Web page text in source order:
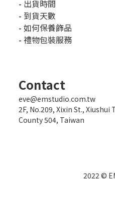
- 出貨時間
- 到貨天數
- 如何保養飾品
- 禮物包裝服務
Contact
eve@emstudio.com.tw
2F, No.209, Xixin St.,
County 504, Taiwan
2022 ©